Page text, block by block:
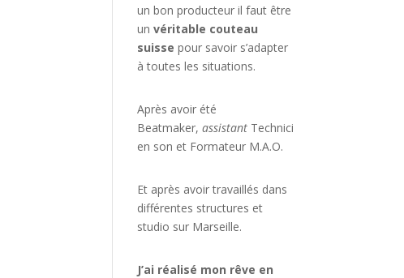
un bon producteur il faut être
unvéritable couteau
suisse pour savoir s’adapter
à toutes les situations.
Après avoir été
Beatmaker,assistant Technici
en son et Formateur M.A.O.
Et après avoir travaillés dans
différentes structures et
studio sur Marseille.
J’ai réalisé mon rêve en